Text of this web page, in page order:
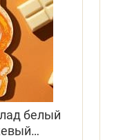
белый